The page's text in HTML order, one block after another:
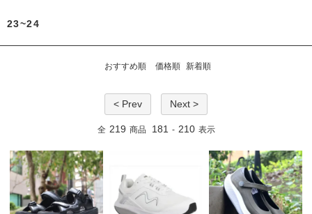
23~24
おすすめ順 価格順 新着順
< Prev Next >
全 219 商品 181 - 210 表示